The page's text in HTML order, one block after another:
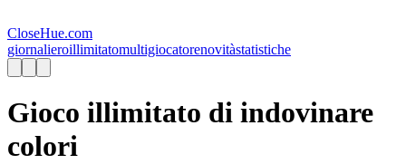
CloseHue.com
giornalieroillimitatomultigiocatorenovitàstatistiche
Gioco illimitato di indovinare
colori